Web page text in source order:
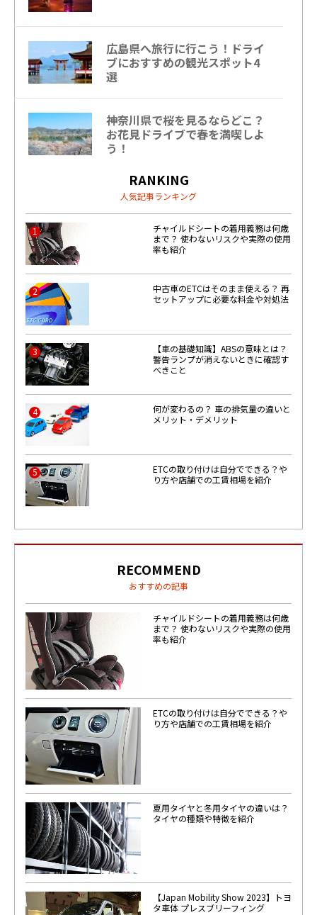
広島県へ旅行に行こう！ドライ
ブにおすすめの観光スポット4
選
神奈川県で桜を見るならどこ？
お花見ドライブで春を満喫しよ
う！
RANKING
人気記事ランキング
1
チャイルドシートの着用義務は何歳
まで？ 使わないリスクや実際の使用
率も紹介
2
中古車のETCはそのまま使える？ 再
セットアップに必要な料金や対処法
3
【車の基礎知識】ABSの意味とは？
警告ランプが消えないときに確認す
べきこと
4
何が変わるの？ 車の排気量の違いと
メリット・デメリット
5
ETCの取り付けは自分でできる？や
り方や店舗での工賃相場を紹介
RECOMMEND
おすすめの記事
チャイルドシートの着用義務は何歳
まで？ 使わないリスクや実際の使用
率も紹介
ETCの取り付けは自分でできる？や
り方や店舗での工賃相場を紹介
夏用タイヤと冬用タイヤの違いは？
タイヤの種類や特徴を紹介
【Japan Mobility Show 2023】トヨ
タ車体 プレスブリーフィング